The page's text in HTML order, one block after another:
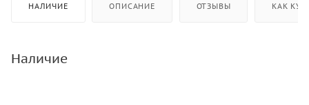
НАЛИЧИЕ ОПИСАНИЕ ОТЗЫВЫ КАК
Наличие